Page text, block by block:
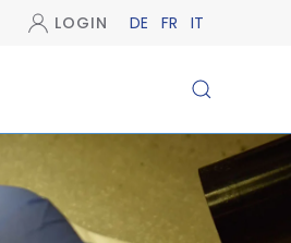
LOGIN DE FR IT